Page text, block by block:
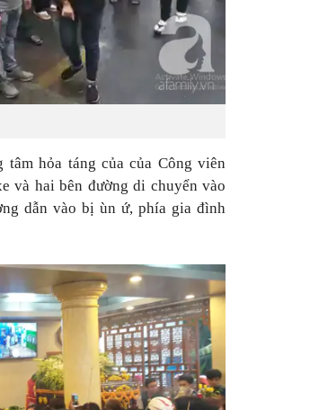
tâm hỏa táng của của Công viên
và hai bên đường di chuyển vào
dẫn vào bị ùn ứ, phía gia đình